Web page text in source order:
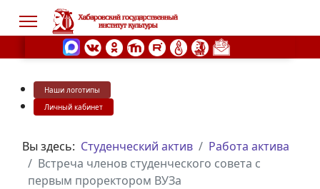
Наши логотипы
Личный кабинет
Вы здесь: Студенческий актив
Работа актива
Встреча членов студенческого совета с
первым проректором ВУЗа